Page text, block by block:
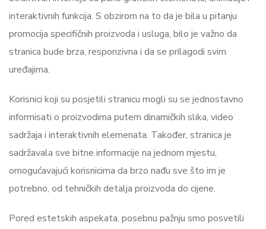
interaktivnih funkcija. S obzirom na to da je bila u pitanju
promocija specifičnih proizvoda i usluga, bilo je važno da
stranica bude brza, responzivna i da se prilagodi svim
uređajima.
Korisnici koji su posjetili stranicu mogli su se jednostavno
informisati o proizvodima putem dinamičkih slika, video
sadržaja i interaktivnih elemenata. Također, stranica je
sadržavala sve bitne informacije na jednom mjestu,
omogućavajući korisnicima da brzo nađu sve što im je
potrebno, od tehničkih detalja proizvoda do cijene.
Pored estetskih aspekata, posebnu pažnju smo posvetili